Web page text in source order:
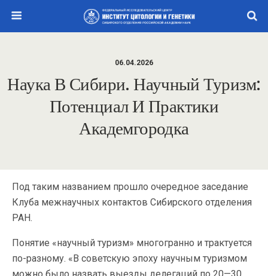
06.04.2026
Наука В Сибири. Научный Туризм:
Потенциал И Практики
Академгородка
Под таким названием прошло очередное заседание
Клуба межнаучных контактов Сибирского отделения
РАН.
Понятие «научный туризм» многогранно и трактуется
по-разному. «В советскую эпоху научным туризмом